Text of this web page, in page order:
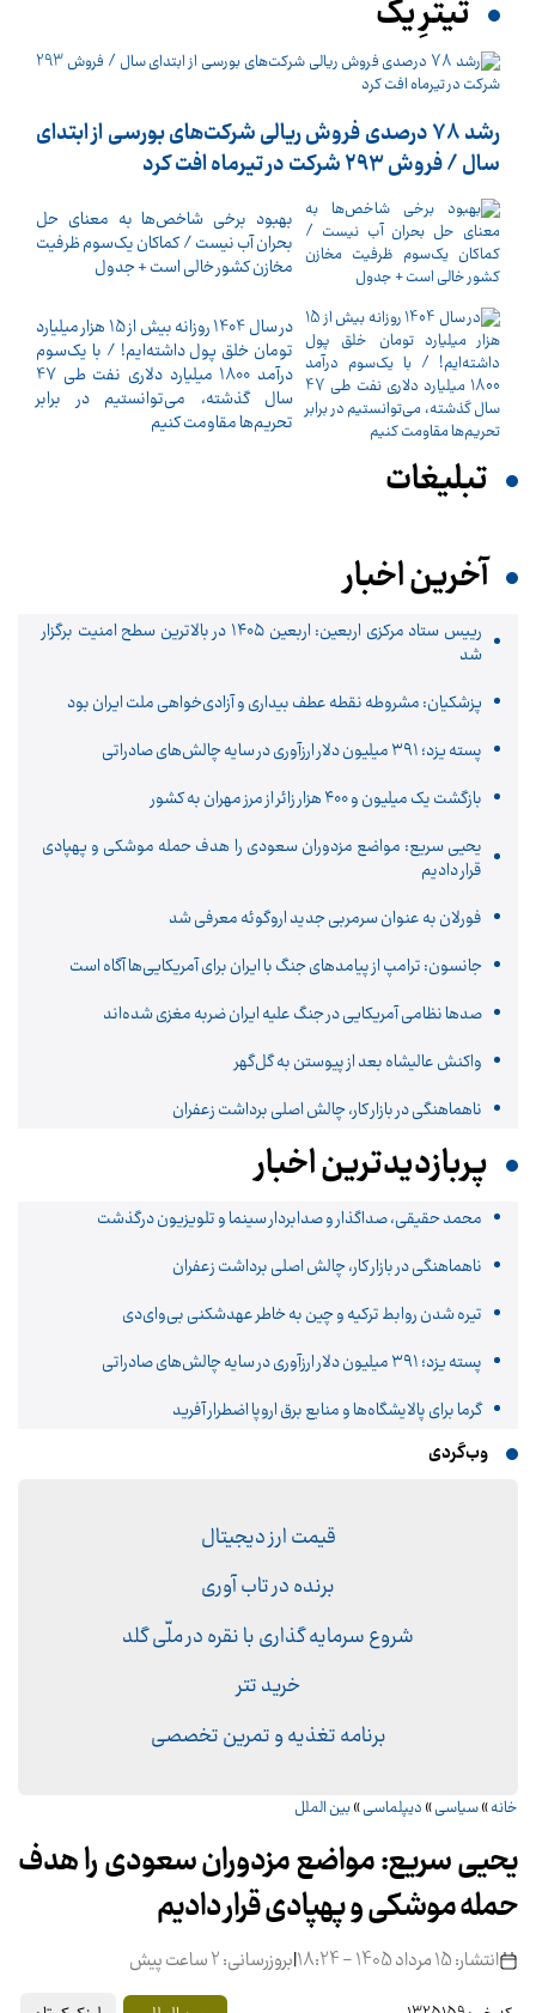
تیترِ یک
رشد 78 درصدی فروش ریالی شرکت‌های بورسی از ابتدای
سال / فروش 293 شرکت در تیرماه افت کرد
بهبود برخی شاخص‌ها به معنای حل
بحران آب نیست / کماکان یک‌سوم ظرفیت
مخازن کشور خالی است + جدول
در سال 1404 روزانه بیش از 15 هزار میلیارد
تومان خلق پول داشته‌ایم! / با یک‌سوم
درآمد 1800 میلیارد دلاری نفت طی 47
سال گذشته، می‌توانستیم در برابر
تحریم‌ها مقاومت کنیم
تبلیغات
آخرین اخبار
رییس ستاد مرکزی اربعین: اربعین ۱۴۰۵ در بالاترین سطح امنیت برگزار
شد
پزشکیان: مشروطه نقطه عطف بیداری و آزادی‌خواهی ملت ایران بود
پسته یزد؛ ۳۹۱ میلیون دلار ارزآوری در سایه چالش‌های صادراتی
بازگشت یک میلیون و ۴۰۰ هزار زائر از مرز مهران به کشور
یحیی سریع: مواضع مزدوران سعودی را هدف حمله موشکی و پهپادی
قرار دادیم
فورلان به عنوان سرمربی جدید اروگوئه معرفی شد
جانسون: ترامپ از پیامدهای جنگ با ایران برای آمریکایی‌ها آگاه است
صدها نظامی آمریکایی در جنگ علیه ایران ضربه مغزی شده‌اند
واکنش عالیشاه بعد از پیوستن به گل‌گهر
ناهماهنگی در بازار کار، چالش اصلی برداشت زعفران
پربازدیدترین اخبار
محمد حقیقی، صداگذار و صدابردار سینما و تلویزیون درگذشت
ناهماهنگی در بازار کار، چالش اصلی برداشت زعفران
تیره شدن روابط ترکیه و چین به خاطر عهدشکنی بی‌وای‌دی
پسته یزد؛ ۳۹۱ میلیون دلار ارزآوری در سایه چالش‌های صادراتی
گرما برای پالایشگاه‌ها و منابع برق اروپا اضطرار آفرید
وب‌گردی
قیمت ارز دیجیتال
برنده در تاب آوری
شروع سرمایه گذاری با نقره در ملّی گلد
خرید تتر
برنامه تغذیه و تمرین تخصصی